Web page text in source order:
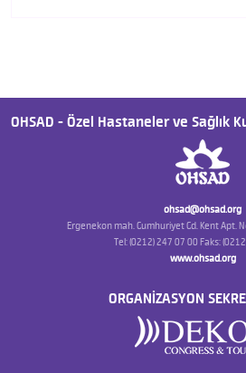
OHSAD - Özel Hastaneler ve Sağlık
ohsad@ohsad.org
Ergenekon mah. Cumhuriyet Cd. Kent Apt.
Tel: (0212) 247 07 00 Faks:
www.ohsad.org
ORGANİZASYON